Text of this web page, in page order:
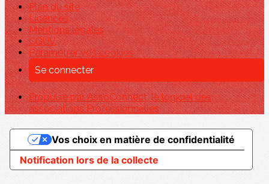
Plan du site
Licences
Mentions légales
CGUV
Paramétrer vos cookies
Se connecter
Propulsé par AssoConnect, le logiciel des
associations Professionnelles
Notification lors de la collecte
Vos choix en matière de confidentialité